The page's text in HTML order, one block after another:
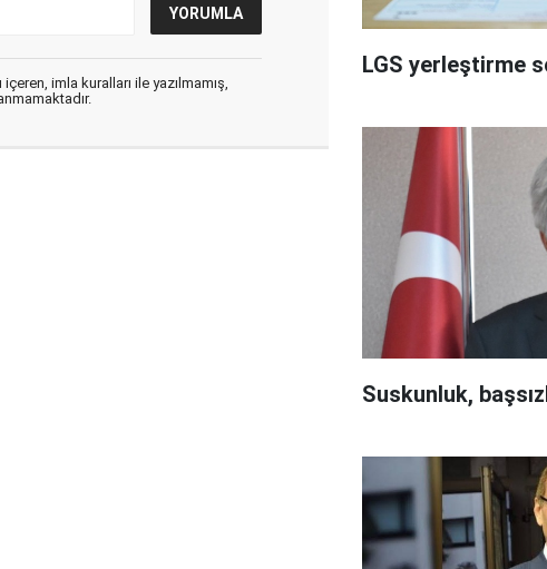
imla kuralları ile yazılmamış,
LGS yerleştirme
Suskunluk,